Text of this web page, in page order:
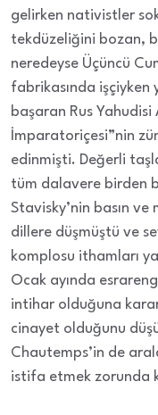
gelirken nativistler
tekdüzeliğini bozan,
neredeyse Üçüncü
fabrikasında işçiyken
başaran Rus
İmparatoriçesi”nin
edinmişti. Değerli
tüm dalavere birden
Stavisky’nin basın ve
dillere düşmüştü ve
komplosu ithamları
Ocak ayında
intihar olduğuna
cinayet olduğunu
Chautemps’in de
istifa etmek zorunda